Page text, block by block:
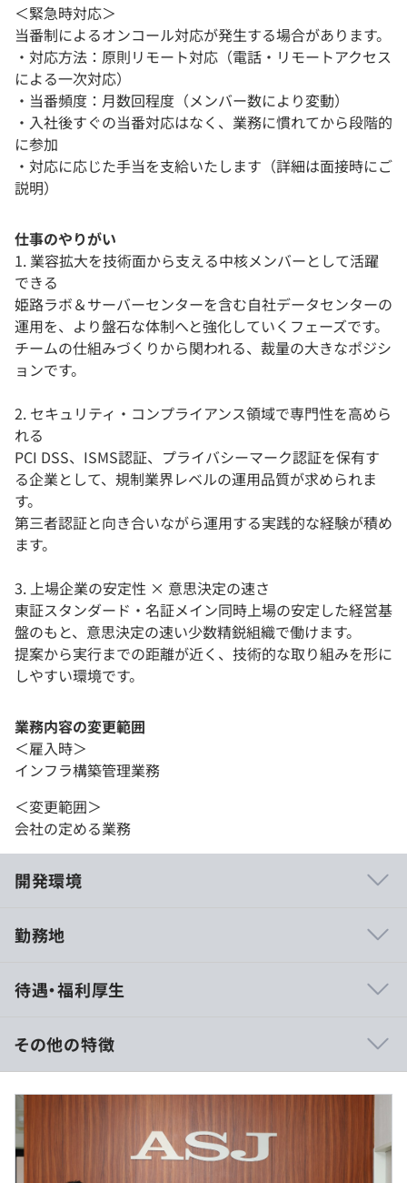
＜緊急時対応＞
当番制によるオンコール対応が発生する場合があります。
・対応方法：原則リモート対応（電話・リモートアクセス
による一次対応）
・当番頻度：月数回程度（メンバー数により変動）
・入社後すぐの当番対応はなく、業務に慣れてから段階的
に参加
・対応に応じた手当を支給いたします（詳細は面接時にご
説明）
仕事のやりがい
1. 業容拡大を技術面から支える中核メンバーとして活躍
できる
姫路ラボ＆サーバーセンターを含む自社データセンターの
運用を、より盤石な体制へと強化していくフェーズです。
チームの仕組みづくりから関われる、裁量の大きなポジシ
ョンです。
2. セキュリティ・コンプライアンス領域で専門性を高めら
れる
PCI DSS、ISMS認証、プライバシーマーク認証を保有す
る企業として、規制業界レベルの運用品質が求められま
す。
第三者認証と向き合いながら運用する実践的な経験が積め
ます。
3. 上場企業の安定性 × 意思決定の速さ
東証スタンダード・名証メイン同時上場の安定した経営基
盤のもと、意思決定の速い少数精鋭組織で働けます。
提案から実行までの距離が近く、技術的な取り組みを形に
しやすい環境です。
業務内容の変更範囲
＜雇入時＞
インフラ構築管理業務
＜変更範囲＞
会社の定める業務
開発環境
して暗い雰囲気ではなく、穏やかで安定した、仕事がやり
100%自社サービスの開発になりますので、客先常駐はあ
りません。
＜クラウドサービス＞
■クラウドグループウェア『HotBiz』
勤務地
待遇・福利厚生
月給：312,500円 〜 625,000円（固定手当含む）
昇給：年1回（4月）／賞与：年2回（9月・3月）
※賞与実績：年4ヶ月分程度
※経験・能力を考慮の上、決定いたします
※前職年収も勘案し、上限・下限を柔軟に調整します
その他の特徴